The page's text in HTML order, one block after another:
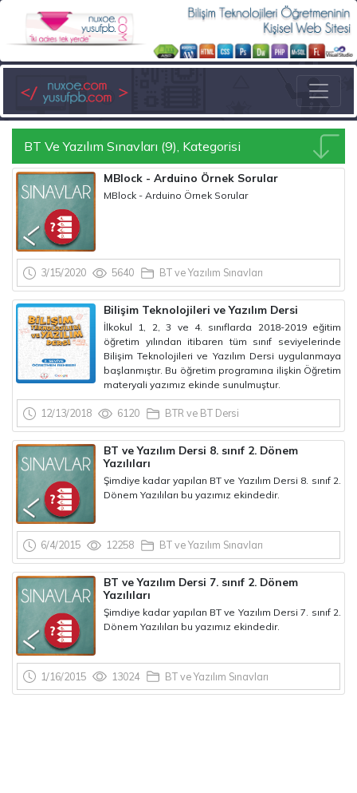
BT Ve Yazılım Sınavları (9), Kategorisi
MBlock - Arduino Örnek Sorular
MBlock - Arduino Örnek Sorular
3/15/2020 5640 BT ve Yazılım Sınavları
Bilişim Teknolojileri ve Yazılım Dersi
İlkokul 1, 2, 3 ve 4. sınıflarda 2018-2019 eğitim
öğretim yılından itibaren tüm sınıf seviyelerinde
Bilişim Teknolojileri ve Yazılım Dersi uygulanmaya
başlanmıştır. Bu öğretim programına ilişkin Öğretim
materyali yazımız ekinde sunulmuştur.
12/13/2018 6120 BTR ve BT Dersi
BT ve Yazılım Dersi 8. sınıf 2. Dönem
Yazılıları
Şimdiye kadar yapılan BT ve Yazılım Dersi 8. sınıf 2.
Dönem Yazılıları bu yazımız ekindedir.
6/4/2015 12258 BT ve Yazılım Sınavları
BT ve Yazılım Dersi 7. sınıf 2. Dönem
Yazılıları
Şimdiye kadar yapılan BT ve Yazılım Dersi 7. sınıf 2.
Dönem Yazılıları bu yazımız ekindedir.
1/16/2015 13024 BT ve Yazılım Sınavları